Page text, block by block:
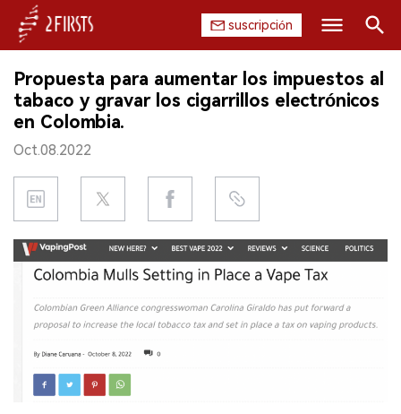
suscripción
INICIO
EMPRESA
PRODUCTO
REGULACIÓN
CHINA
DATOS
EXPOSICIÓN
ENTREVISTA
Buscar
Propuesta para aumentar los impuestos al
tabaco y gravar los cigarrillos electrónicos
en Colombia.
Oct.08.2022